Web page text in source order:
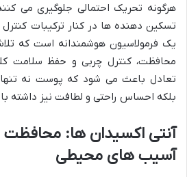
هرگونه تحریک احتمالی جلوگیری می
تسکین دهنده ها در کنار ترکیبات
یک فرمولاسیون هوشمندانه است که
محافظت، کنترل چربی و حفظ سلامت
تعادل باعث می شود که پوست نه
بلکه احساس راحتی و لطافت نیز داشته
آنتی اکسیدان ها: محافظت
آسیب های محیطی